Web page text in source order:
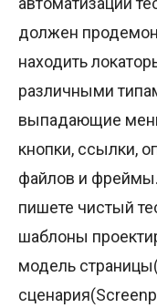
должен
находить
различными
выпадающие
кнопки, ссылки,
файлов и
пишете чистый
шаблоны
модель